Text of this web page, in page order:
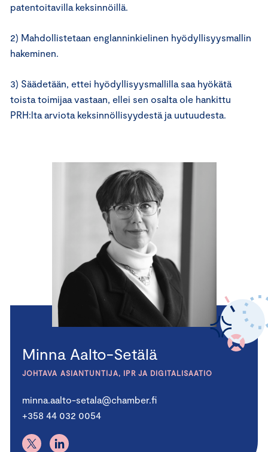
patentoitavilla keksinnöillä.
2) Mahdollistetaan englanninkielinen hyödyllisyysmallin
hakeminen.
3) Säädetään, ettei hyödyllisyysmallilla saa hyökätä
toista toimijaa vastaan, ellei sen osalta ole hankittu
PRH:lta arviota keksinnöllisyydestä ja uutuudesta.
Minna Aalto-Setälä
JOHTAVA ASIANTUNTIJA, IPR JA DIGITALISAATIO
minna.aalto-setala@chamber.fi
+358 44 032 0054